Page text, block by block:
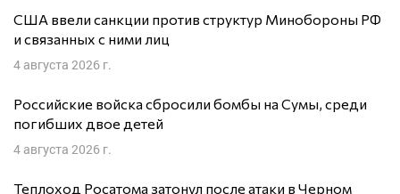
США ввели санкции против структур Минобороны РФ
и связанных с ними лиц
4 августа 2026 г.
Российские войска сбросили бомбы на Сумы, среди
погибших двое детей
4 августа 2026 г.
Теплоход Росатома затонул после атаки в Черном